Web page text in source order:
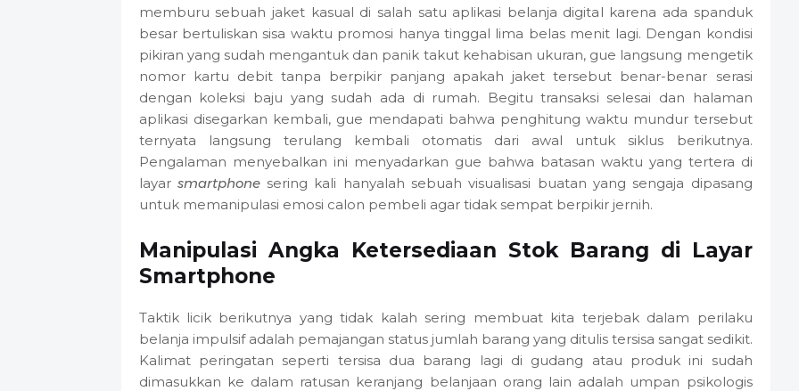
memburu sebuah jaket kasual di salah satu aplikasi belanja digital karena ada spanduk
besar bertuliskan sisa waktu promosi hanya tinggal lima belas menit lagi. Dengan kondisi
pikiran yang sudah mengantuk dan panik takut kehabisan ukuran, gue langsung mengetik
nomor kartu debit tanpa berpikir panjang apakah jaket tersebut benar-benar serasi
dengan koleksi baju yang sudah ada di rumah. Begitu transaksi selesai dan halaman
aplikasi disegarkan kembali, gue mendapati bahwa penghitung waktu mundur tersebut
ternyata langsung terulang kembali otomatis dari awal untuk siklus berikutnya.
Pengalaman menyebalkan ini menyadarkan gue bahwa batasan waktu yang tertera di
layar smartphonesering kali hanyalah sebuah visualisasi buatan yang sengaja dipasang
untuk memanipulasi emosi calon pembeli agar tidak sempat berpikir jernih.
Manipulasi Angka Ketersediaan Stok Barang di Layar
Smartphone
Taktik licik berikutnya yang tidak kalah sering membuat kita terjebak dalam perilaku
belanja impulsif adalah pemajangan status jumlah barang yang ditulis tersisa sangat sedikit.
Kalimat peringatan seperti tersisa dua barang lagi di gudang atau produk ini sudah
dimasukkan ke dalam ratusan keranjang belanjaan orang lain adalah umpan psikologis